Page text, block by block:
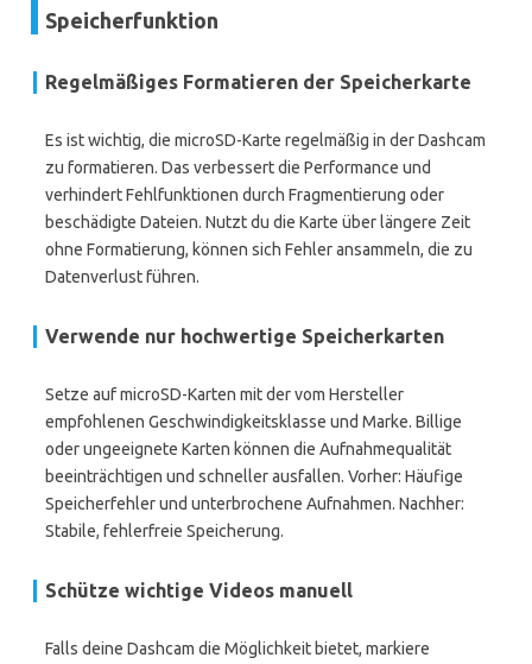
Speicherfunktion
Regelmäßiges Formatieren der Speicherkarte
Es ist wichtig, die microSD-Karte regelmäßig in der Dashcam
zu formatieren. Das verbessert die Performance und
verhindert Fehlfunktionen durch Fragmentierung oder
beschädigte Dateien. Nutzt du die Karte über längere Zeit
ohne Formatierung, können sich Fehler ansammeln, die zu
Datenverlust führen.
Verwende nur hochwertige Speicherkarten
Setze auf microSD-Karten mit der vom Hersteller
empfohlenen Geschwindigkeitsklasse und Marke. Billige
oder ungeeignete Karten können die Aufnahmequalität
beeinträchtigen und schneller ausfallen. Vorher: Häufige
Speicherfehler und unterbrochene Aufnahmen. Nachher:
Stabile, fehlerfreie Speicherung.
Schütze wichtige Videos manuell
Falls deine Dashcam die Möglichkeit bietet, markiere